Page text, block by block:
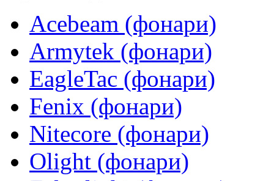
Acebeam (фонари)
Armytek (фонари)
EagleTac (фонари)
Fenix (фонари)
Nitecore (фонари)
Olight (фонари)